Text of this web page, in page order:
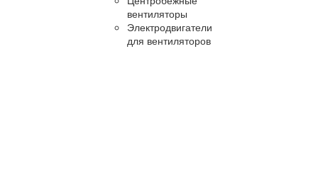
вентиляторы
Электродвигатели
для вентиляторов